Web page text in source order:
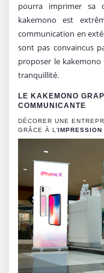
pourra imprimer sa
kakemono est
communication en
sont pas convaincus
proposer le
tranquillité.
LE KAKEMONO
COMMUNICANTE
DÉCORER UNE
GRÂCE À L’IMPRESSION